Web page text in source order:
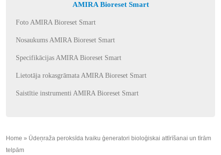
AMIRA Bioreset Smart
Foto AMIRA Bioreset Smart
Nosaukums AMIRA Bioreset Smart
Specifikācijas AMIRA Bioreset Smart
Lietotāja rokasgrāmata AMIRA Bioreset Smart
Saistītie instrumenti AMIRA Bioreset Smart
Home » Ūdeņraža peroksīda tvaiku ģeneratori bioloģiskai attīrīšanai un tīrām
telpām